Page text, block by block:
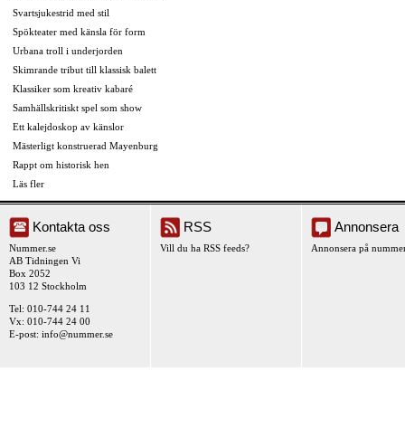
Svartsjukestrid med stil
Spökteater med känsla för form
Urbana troll i underjorden
Skimrande tribut till klassisk balett
Klassiker som kreativ kabaré
Samhällskritiskt spel som show
Ett kalejdoskop av känslor
Mästerligt konstruerad Mayenburg
Rappt om historisk hen
Läs fler
Kontakta oss
Nummer.se
AB Tidningen Vi
Box 2052
103 12 Stockholm
Tel: 010-744 24 11
Vx: 010-744 24 00
E-post: info@nummer.se
RSS
Vill du ha RSS feeds?
Annonsera
Annonsera på